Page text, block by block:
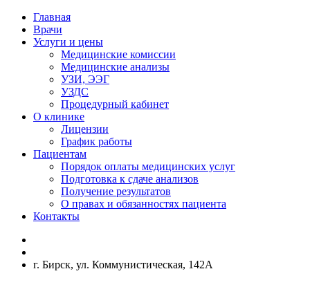
Главная
Врачи
Услуги и цены
Медицинские комиссии
Медицинские анализы
УЗИ, ЭЭГ
УЗДС
Процедурный кабинет
О клинике
Лицензии
График работы
Пациентам
Порядок оплаты медицинских услуг
Подготовка к сдаче анализов
Получение результатов
О правах и обязанностях пациента
Контакты
г. Бирск, ул. Коммунистическая, 142А